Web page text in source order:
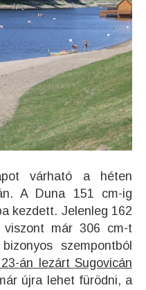
várható a héten
A Duna 151 cm-ig
kezdett. Jelenleg 162
már 306 cm-t
szempontból
án lezárt Sugovicán
újra lehet fürödni, a